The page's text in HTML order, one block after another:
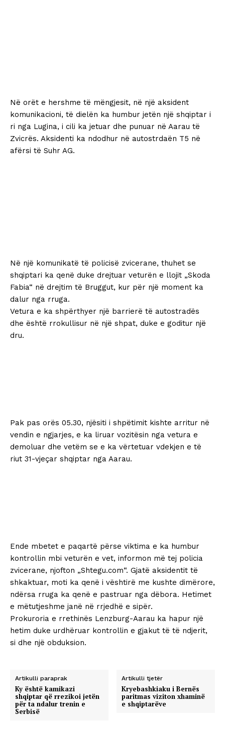
Në orët e hershme të mëngjesit, në një aksident
komunikacioni, të dielën ka humbur jetën një shqiptar i
ri nga Lugina, i cili ka jetuar dhe punuar në Aarau të
Zvicrës. Aksidenti ka ndodhur në autostrdaën T5 në
afërsi të Suhr AG.
Në një komunikatë të policisë zvicerane, thuhet se
shqiptari ka qenë duke drejtuar veturën e llojit „Skoda
Fabia“ në drejtim të Bruggut, kur për një moment ka
dalur nga rruga.
Vetura e ka shpërthyer një barrierë të autostradës
dhe është rrokullisur në një shpat, duke e goditur një
dru.
Pak pas orës 05.30, njësiti i shpëtimit kishte arritur në
vendin e ngjarjes, e ka liruar vozitësin nga vetura e
demoluar dhe vetëm se e ka vërtetuar vdekjen e të
riut 31-vjeçar shqiptar nga Aarau.
Ende mbetet e paqartë përse viktima e ka humbur
kontrollin mbi veturën e vet, informon më tej policia
zvicerane, njofton „Shtegu.com“. Gjatë aksidentit të
shkaktuar, moti ka qenë i vështirë me kushte dimërore,
ndërsa rruga ka qenë e pastruar nga dëbora. Hetimet
e mëtutjeshme janë në rrjedhë e sipër.
Prokuroria e rrethinës Lenzburg-Aarau ka hapur një
hetim duke urdhëruar kontrollin e gjakut të të ndjerit,
si dhe një obduksion.
Artikulli paraprak
Ky është kamikazi
shqiptar që rrezikoi jetën
për ta ndalur trenin e
Serbisë
Artikulli tjetër
Kryebashkiaku i Bernës
paritmas viziton xhaminë
e shqiptarëve